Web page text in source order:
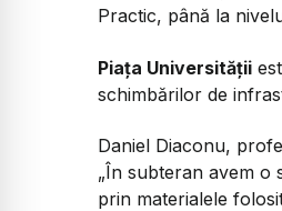
Practic, până la
Piața Universității
schimbărilor de
Daniel Diaconu,
„În subteran avem o
prin materialele